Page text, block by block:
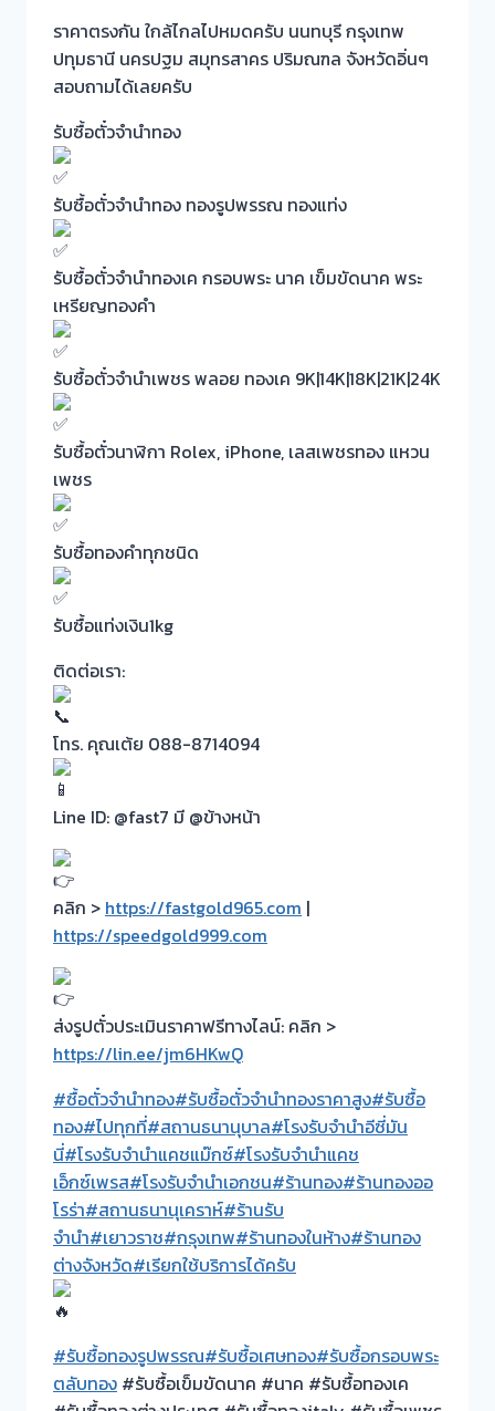
ราคาตรงกัน ใกล้ไกลไปหมดครับ นนทบุรี กรุงเทพ
ปทุมธานี นครปฐม สมุทรสาคร ปริมณฑล จังหวัดอิ่นๆ
สอบถามได้เลยครับ
รับซื้อตั๋วจำนำทอง
รับซื้อตั๋วจำนำทอง ทองรูปพรรณ ทองแท่ง
รับซื้อตั๋วจำนำทองเค กรอบพระ นาค เข็มขัดนาค พระ
เหรียญทองคำ
รับซื้อตั๋วจำนำเพชร พลอย ทองเค 9K|14K|18K|21K|24K
รับซื้อตั๋วนาฬิกา Rolex, iPhone, เลสเพชรทอง แหวน
เพชร
รับซื้อทองคำทุกชนิด
รับซื้อแท่งเงิน1kg
ติดต่อเรา:
โทร. คุณเต้ย 088-8714094
Line ID: @fast7 มี @ข้างหน้า
คลิก > https://fastgold965.com |
https://speedgold999.com
ส่งรูปตั๋วประเมินราคาฟรีทางไลน์: คลิก >
https://lin.ee/jm6HKwQ
#ซื้อตั๋วจำนำทอง#รับซื้อตั๋วจำนำทองราคาสูง#รับซื้อ
ทอง#ไปทุกที่#สถานธนานุบาล#โรงรับจำนำอีซี่มัน
นี่#โรงรับจำนำแคชแม๊กซ์#โรงรับจำนำแคช
เอ็กซ์เพรส#โรงรับจำนำเอกชน#ร้านทอง#ร้านทองออ
โรร่า#สถานธนานุเคราห์#ร้านรับ
จำนำ#เยาวราช#กรุงเทพ#ร้านทองในห้าง#ร้านทอง
ต่างจังหวัด#เรียกใช้บริการได้ครับ
#รับซื้อทองรูปพรรณ#รับซื้อเศษทอง#รับซื้อกรอบพระ
ตลับทอง #รับซื้อเข็มขัดนาค #นาค #รับซื้อทองเค